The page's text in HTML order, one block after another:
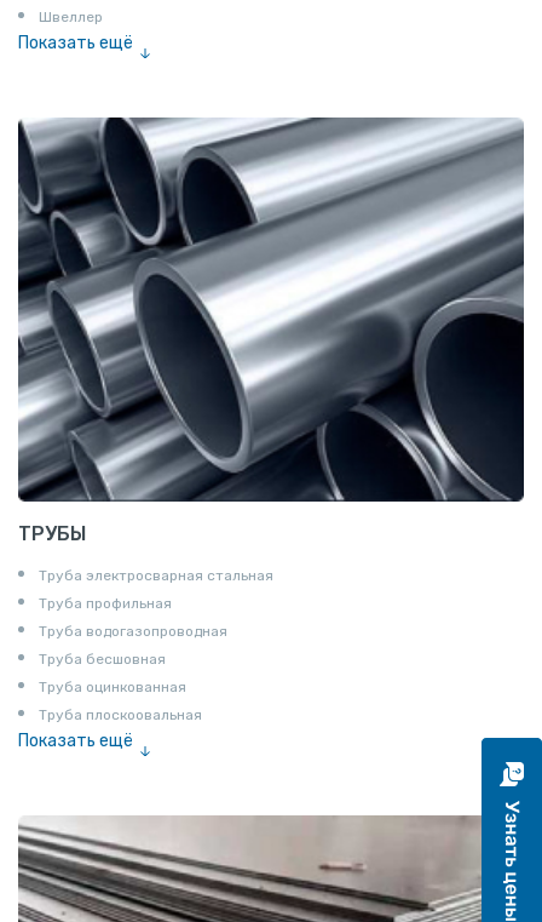
Швеллер
Показать ещё
Катанка
Шестигранник
Полособульб
Полукруг
Шпунт Ларсена
ТРУБЫ
Труба электросварная стальная
Труба профильная
Труба водогазопроводная
Труба бесшовная
Труба оцинкованная
Труба плоскоовальная
Показать ещё